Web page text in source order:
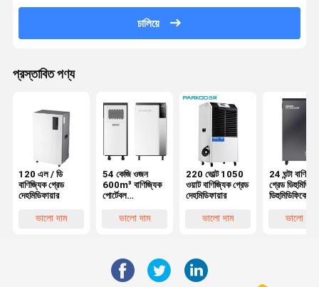
চালিয়ে
প্রস্তাবিত পণ্য
120 এল / ডি
বাণিজ্যিক গ্রেড
দেহমিডিফায়ার
ভালো দাম
54 কেজি ওজন
600m³ বাণিজ্যিক
পোর্টেবল
ভালো দাম
220 ভোল্ট 1050
ওয়াট বাণিজ্যিক গ্রেড
দেহমিডিফায়ার
ভালো দাম
24 ঘন্টা
গ্রেড
ডিহুমিডিফিকেশন
পর্যন্ত 4ভালো দাম